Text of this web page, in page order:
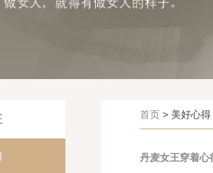
首页 > 美好心得
丹麦女王穿着心